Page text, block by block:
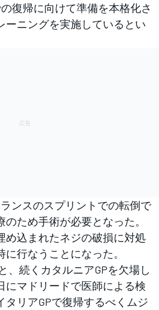
復帰に向けて準備を本格化さ
ーニングを実施しているとい
ンスのスプリントでの転倒で
ため手術が必要となった。
め込まれたネジの破損に対処
行なうことになった。
、続くカタルニアGPを欠場し
にマドリードで医師による検
タリアGPで復帰するべくムジ